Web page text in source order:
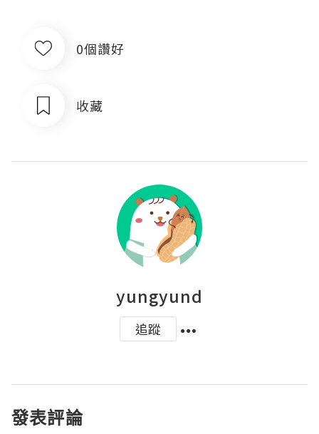
0個讚好
收藏
yungyund
追蹤
發表評論